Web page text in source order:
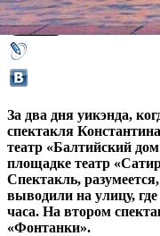
За два дня уикэнда,
спектакля
театр «Балтийский
площадке театр
Спектакль,
выводили на улицу,
часа. На втором
«Фонтанки».